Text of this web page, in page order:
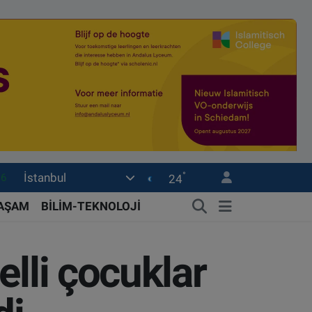
İstanbul 24°
BİLİM-TEKNOLOJİ
çocuklar